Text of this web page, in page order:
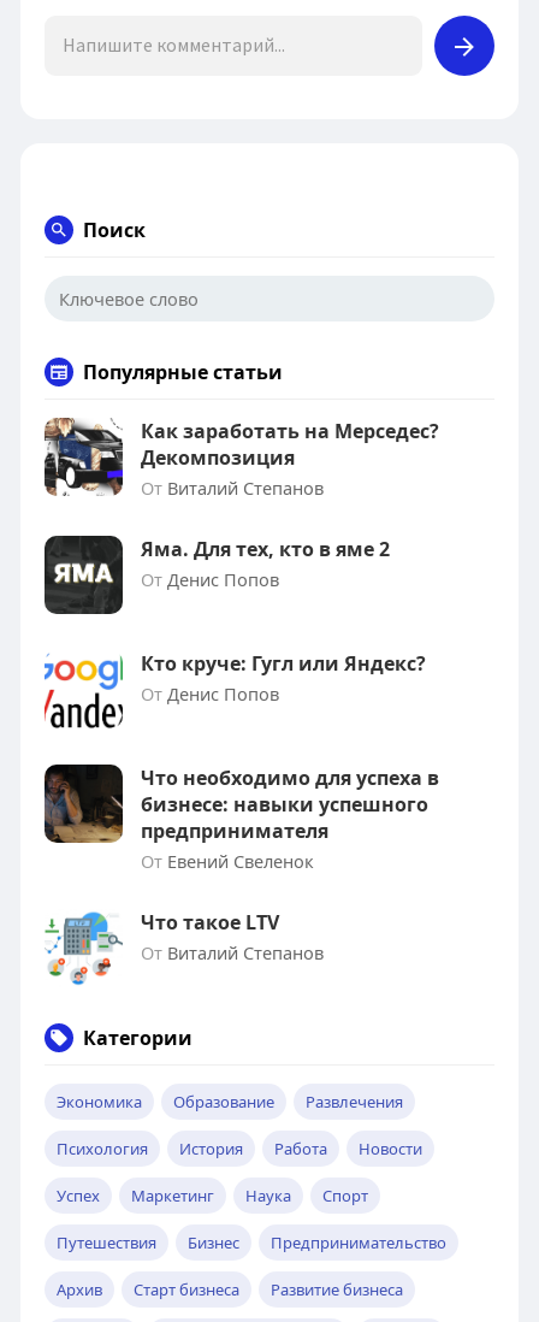
Поиск
Популярные статьи
Как заработать на Мерседес?
Декомпозиция
От Виталий Степанов
Яма. Для тех, кто в яме 2
От Денис Попов
Кто круче: Гугл или Яндекс?
От Денис Попов
Что необходимо для успеха в
бизнесе: навыки успешного
предпринимателя
От Евений Свеленок
Что такое LTV
От Виталий Степанов
Категории
Экономика Образование Развлечения
Психология История Работа Новости
Успех Маркетинг Наука Спорт
Путешествия Бизнес Предпринимательство
Архив Старт бизнеса Развитие бизнеса